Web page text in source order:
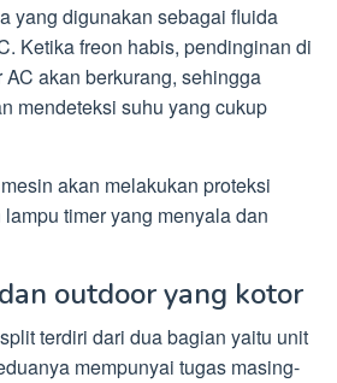
yang digunakan sebagai fluida
Ketika freon habis, pendinginan di
akan berkurang, sehingga
mendeteksi suhu yang cukup
akan melakukan proteksi
timer yang menyala dan
outdoor yang kotor
terdiri dari dua bagian yaitu unit
mempunyai tugas masing-